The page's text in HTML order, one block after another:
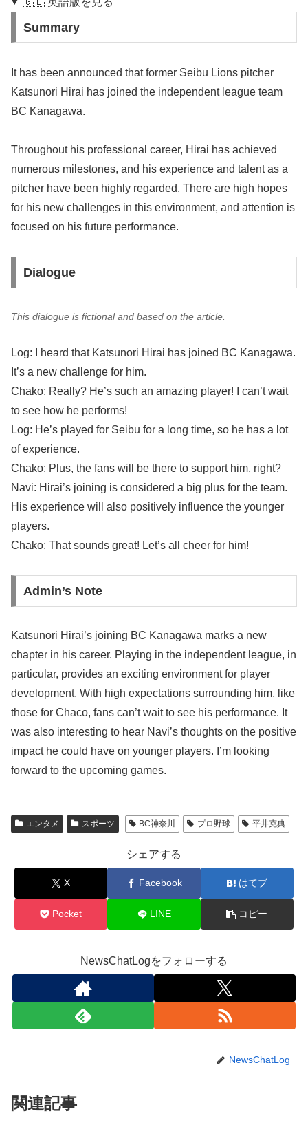
Summary
It has been announced that former Seibu Lions pitcher
Katsunori Hirai has joined the independent league team
BC Kanagawa.
Throughout his professional career, Hirai has achieved
numerous milestones, and his experience and talent as a
pitcher have been highly regarded. There are high hopes
for his new challenges in this environment, and attention is
focused on his future performance.
Dialogue
This dialogue is fictional and based on the article.
Log: I heard that Katsunori Hirai has joined BC Kanagawa.
It’s a new challenge for him.
Chako: Really? He’s such an amazing player! I can’t wait
to see how he performs!
Log: He’s played for Seibu for a long time, so he has a lot
of experience.
Chako: Plus, the fans will be there to support him, right?
Navi: Hirai’s joining is considered a big plus for the team.
His experience will also positively influence the younger
players.
Chako: That sounds great! Let’s all cheer for him!
Admin’s Note
Katsunori Hirai’s joining BC Kanagawa marks a new
chapter in his career. Playing in the independent league, in
particular, provides an exciting environment for player
development. With high expectations surrounding him, like
those for Chaco, fans can’t wait to see his performance. It
was also interesting to hear Navi’s thoughts on the positive
impact he could have on younger players. I’m looking
forward to the upcoming games.
エンタメ スポーツ BC神奈川 プロ野球 平井克典
シェアする
X Facebook はてブ
Pocket LINE コピー
NewsChatLogをフォローする
NewsChatLog
関連記事